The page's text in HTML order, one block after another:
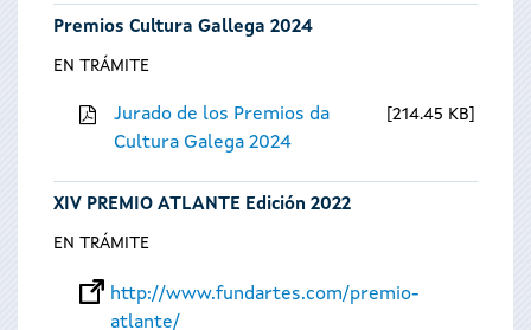
Premios Cultura Gallega 2024
EN TRÁMITE
Jurado de los Premios da
Cultura Galega 2024
214.45 KB
XIV PREMIO ATLANTE Edición 2022
EN TRÁMITE
http://www.fundartes.com/premio-
atlante/